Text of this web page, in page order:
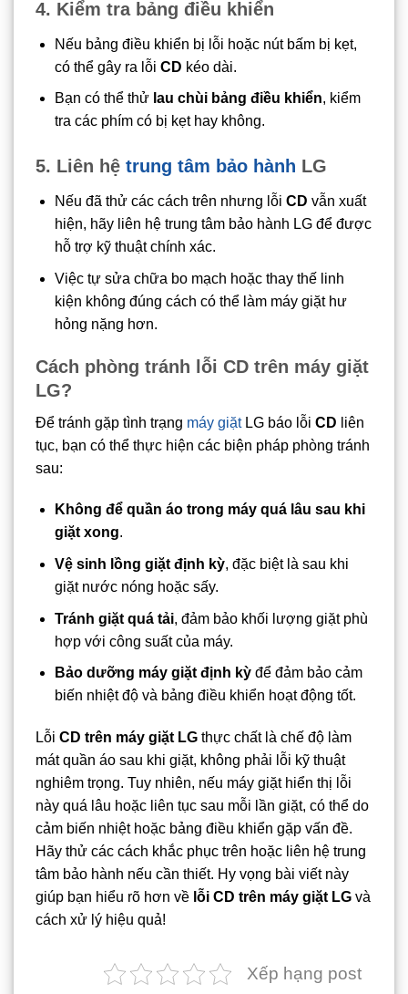
4. Kiểm tra bảng điều khiển
Nếu bảng điều khiển bị lỗi hoặc nút bấm bị kẹt,
có thể gây ra lỗi CD kéo dài.
Bạn có thể thử lau chùi bảng điều khiển, kiểm
tra các phím có bị kẹt hay không.
5. Liên hệ trung tâm bảo hành LG
Nếu đã thử các cách trên nhưng lỗi CD vẫn xuất
hiện, hãy liên hệ trung tâm bảo hành LG để được
hỗ trợ kỹ thuật chính xác.
Việc tự sửa chữa bo mạch hoặc thay thế linh
kiện không đúng cách có thể làm máy giặt hư
hỏng nặng hơn.
Cách phòng tránh lỗi CD trên máy giặt
LG?
Để tránh gặp tình trạng máy giặtLG báo lỗi CD liên
tục, bạn có thể thực hiện các biện pháp phòng tránh
sau:
Không để quần áo trong máy quá lâu sau khi
giặt xong.
Vệ sinh lồng giặt định kỳ, đặc biệt là sau khi
giặt nước nóng hoặc sấy.
Tránh giặt quá tải, đảm bảo khối lượng giặt phù
hợp với công suất của máy.
Bảo dưỡng máy giặt định kỳđể đảm bảo cảm
biến nhiệt độ và bảng điều khiển hoạt động tốt.
Lỗi CD trên máy giặt LG thực chất là chế độ làm
mát quần áo sau khi giặt, không phải lỗi kỹ thuật
nghiêm trọng. Tuy nhiên, nếu máy giặt hiển thị lỗi
này quá lâu hoặc liên tục sau mỗi lần giặt, có thể do
cảm biến nhiệt hoặc bảng điều khiển gặp vấn đề.
Hãy thử các cách khắc phục trên hoặc liên hệ trung
tâm bảo hành nếu cần thiết. Hy vọng bài viết này
giúp bạn hiểu rõ hơn về lỗi CD trên máy giặt LG và
cách xử lý hiệu quả!
Xếp hạng post